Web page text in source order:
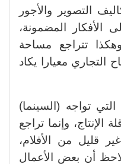
التصوير والأجور
الأفكار المضمونة،
تتراجع مساحة
التجاري معيارا يكاد
تواجه (السينما)
وإنما تراجع
قليل من الأفلام،
أن بعض الأعمال